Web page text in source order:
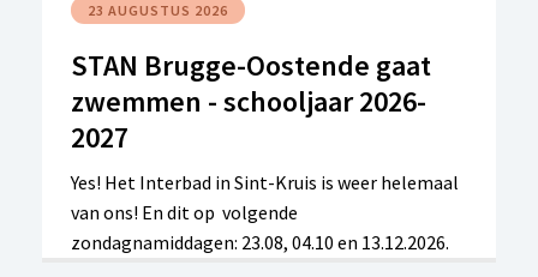
23 AUGUSTUS 2026
STAN Brugge-Oostende gaat
zwemmen - schooljaar 2026-
2027
Yes! Het Interbad in Sint-Kruis is weer helemaal
van ons! En dit op volgende
zondagnamiddagen: 23.08, 04.10 en 13.12.2026.